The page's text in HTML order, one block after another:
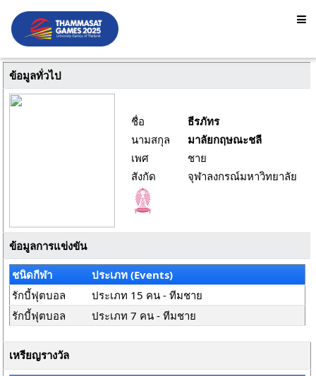
ข้อมูลทั่วไป
ชื่อ
ธีรภัทร
นามสกุล
มาลัยกฤษณะชลี
เพศ
ชาย
สังกัด
จุฬาลงกรณ์มหาวิทยาลัย
ข้อมูลการแข่งขัน
ชนิดกีฬา
ประเภท (Events)
รักบี้ฟุตบอล
ประเภท 15 คน - ทีมชาย
รักบี้ฟุตบอล
ประเภท 7 คน - ทีมชาย
เหรียญรางวัล